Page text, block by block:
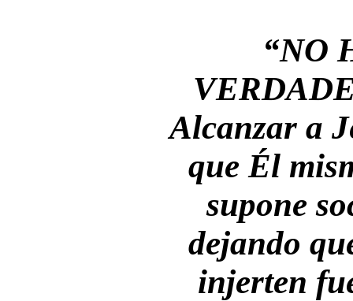
“NO
Alcanzar a
que Él
supone
dejando
injerten